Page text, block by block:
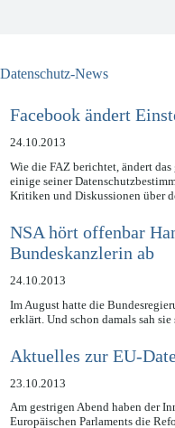
Facebook ändert
24.10.2013
Wie die FAZ berichtet, ändert
einige seiner
NSA hört offenbar
Bundeskanzlerin ab
24.10.2013
Im August hatte die
Aktuelles zur EU-
23.10.2013